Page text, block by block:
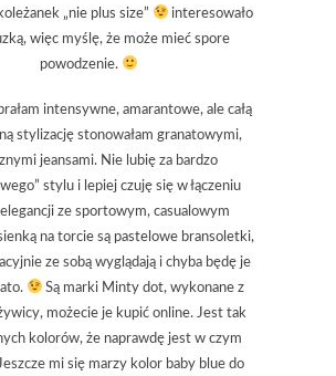
„nie plus size”
interesowało
więc myślę, że może mieć spore
powodzenie.
intensywne, amarantowe, ale całą
stylizację stonowałam granatowymi,
jeansami. Nie lubię za bardzo
stylu i lepiej czuję się w łączeniu
ze sportowym, casualowym
na torcie są pastelowe bransoletki,
ze sobą wyglądają i chyba będę je
Są marki Minty dot, wykonane z
możecie je kupić online. Jest tak
kolorów, że naprawdę jest w czym
mi się marzy kolor baby blue do